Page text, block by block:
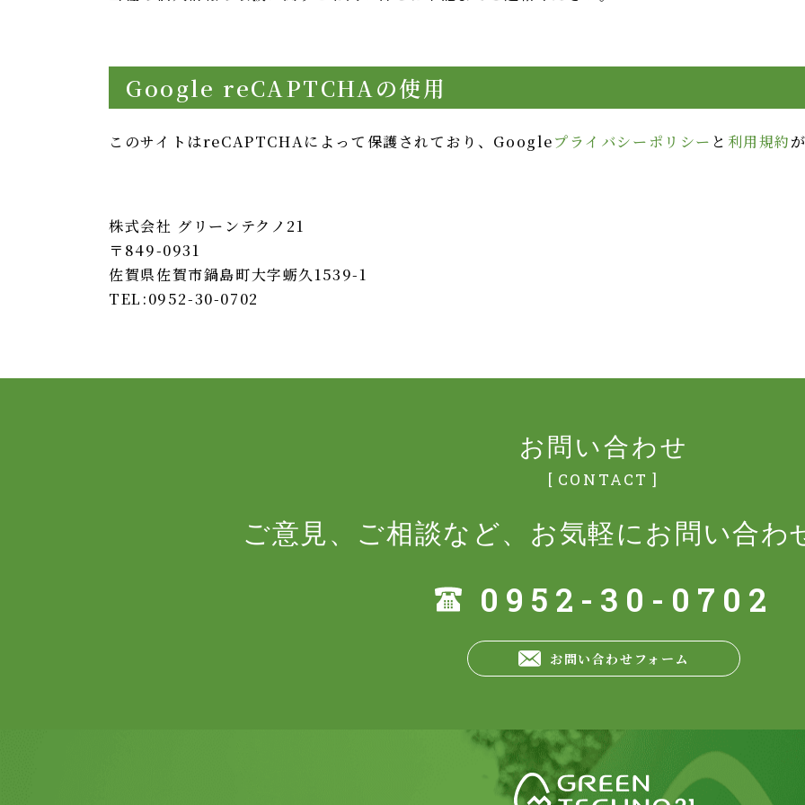
Google reCAPTCHAの使用
このサイトはreCAPTCHAによって保護されており、Googleプライバシーポリシー と 利用規約
株式会社 グリーンテクノ21
〒849-0931
佐賀県佐賀市鍋島町大字蛎久1539-1
TEL:0952-30-0702
お問い合わせ
CONTACT
ご意見、ご相談など、 お気軽にお問い合わ
0952-30-0702
お問い合わせ フォーム
GREEN